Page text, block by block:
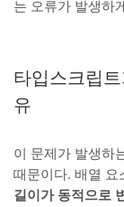
는 오류가 발생하
타입스크립
유
이 문제가 발생하
때문이다. 배열 요
길이가 동적으로